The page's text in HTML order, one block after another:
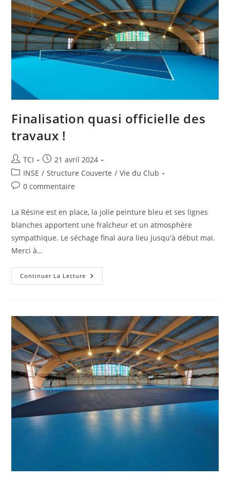
Finalisation quasi officielle des
travaux !
Auteur/autrice
de
la
publication :
TCI
Publication
publiée :
21 avril 2024
Post
category:
INSE / Structure Couverte / Vie du Club
Commentaires
la
publication :
0 commentaire
La Résine est en place, la jolie peinture bleu et ses lignes
blanches apportent une fraîcheur et un atmosphère
sympathique. Le séchage final aura lieu jusqu'à début mai.
Merci à…
Continuer La Lecture Finalisation
Quasi